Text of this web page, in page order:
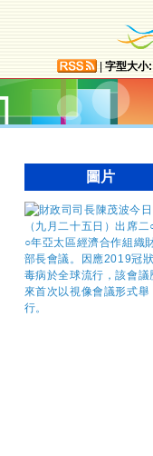
字型大小:
圖片